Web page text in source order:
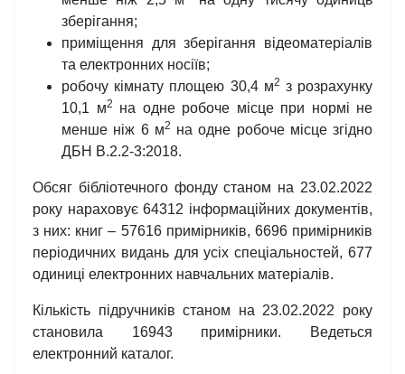
зберігання;
приміщення для зберігання відеоматеріалів
та електронних носіїв;
робочу кімнату площею 30,4 м2 з розрахунку
10,1 м2
на одне робоче місце при нормі не
менше ніж 6 м2 на одне робоче місце згідно
ДБН В.2.2-3:2018.
Обсяг бібліотечного фонду станом на 23.02.2022
року нараховує 64312 інформаційних документів,
з них: книг – 57616 примірників, 6696 примірників
періодичних видань для усіх спеціальностей, 677
одиниці електронних навчальних матеріалів.
Кількість підручників станом на 23.02.2022 року
становила 16943 примірники. Ведеться
електронний каталог.